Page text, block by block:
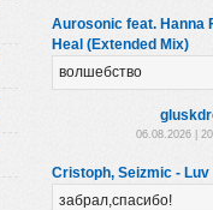
Aurosonic feat. Hanna
Heal (Extended Mix)
волшебство
06.08.2026 |
Cristoph, Seizmic - Luv
забрал,спасибо!